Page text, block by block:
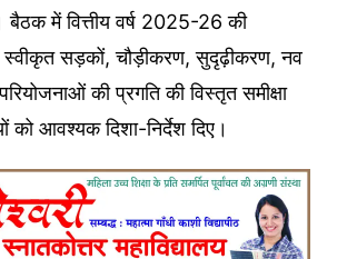
बैठक में वित्तीय वर्ष 2025-26 की
स्वीकृत सड़कों, चौड़ीकरण, सुदृढ़ीकरण, नव
की प्रगति की विस्तृत समीक्षा
को आवश्यक दिशा-निर्देश दिए।